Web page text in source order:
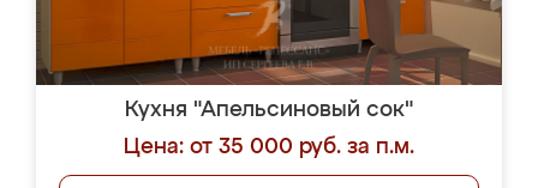
Кухня "Апельсиновый сок"
Цена: от 35 000 руб. за п.м.